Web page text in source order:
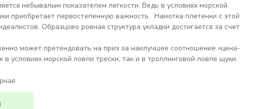
небывалым показателем легкости. Ведь в условиях морской
приобретает первостепенную важность. Намотка плетенки с этой
Образцово ровная структура укладки достигается за счет
может претендовать на приз за наилучшее соотношение «цена-
условиях морской ловли трески, так и в троллинговой ловле щуки.